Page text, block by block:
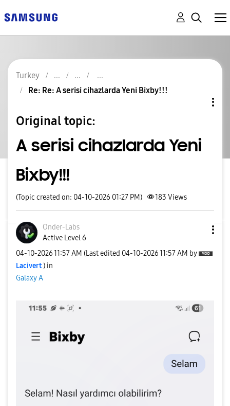
Turkey
Re: Re: A serisi cihazlarda Yeni Bixby!!!
Original topic:
A serisi cihazlarda Yeni
Bixby!!!
(Topic created on: 04-10-2026 01:27 PM) 183 Views
Onder-Labs
Active Level 6
‎04-10-202611:57 AM (Last edited ‎04-10-202611:57 AM by
Lacivert ) in
Galaxy A